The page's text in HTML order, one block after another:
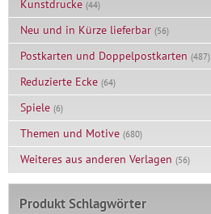
Kunstdrucke (44)
Neu und in Kürze lieferbar (56)
Postkarten und Doppelpostkarten (487)
Reduzierte Ecke (64)
Spiele (6)
Themen und Motive (680)
Weiteres aus anderen Verlagen (56)
Produkt Schlagwörter